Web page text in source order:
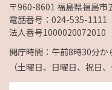
〒960-8601 福島県福島市
電話番号： 024-535-1111
法人番号1000020072010
開庁時間：午前8時30分か
（土曜日、日曜日、祝日